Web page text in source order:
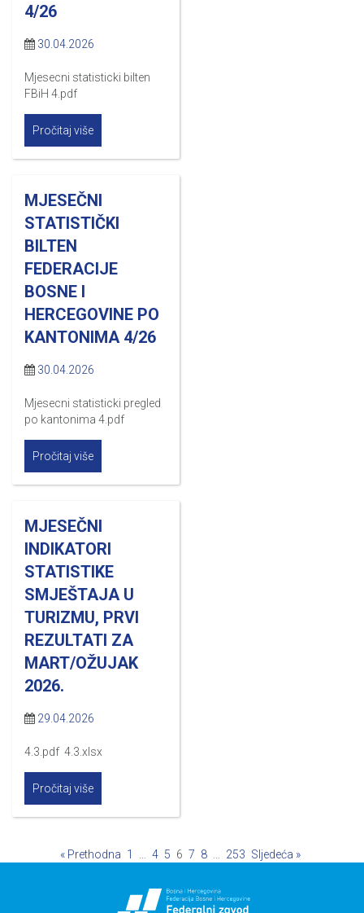
4/26
30.04.2026
Mjesecni statisticki bilten
FBiH 4.pdf
Pročitaj više
MJESEČNI
STATISTIČKI
BILTEN
FEDERACIJE
BOSNE I
HERCEGOVINE PO
KANTONIMA 4/26
30.04.2026
Mjesecni statisticki pregled
po kantonima 4.pdf
Pročitaj više
MJESEČNI
INDIKATORI
STATISTIKE
SMJEŠTAJA U
TURIZMU, PRVI
REZULTATI ZA
MART/OŽUJAK
2026.
29.04.2026
4.3.pdf 4.3.xlsx
Pročitaj više
« Prethodna 1 4 5 6 7 8 253 Sljedeća »